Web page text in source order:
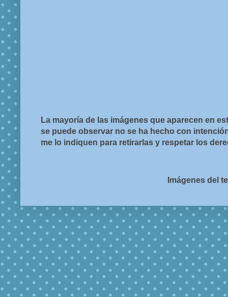
La mayoría de las imágenes que aparecen en
se puede observar no se ha hecho con
me lo indiquen para retirarlas y respetar los
Imágenes del